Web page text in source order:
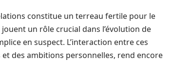
constitue un terreau fertile pour le
un rôle crucial dans l’évolution de
en suspect. L’interaction entre ces
des ambitions personnelles, rend encore